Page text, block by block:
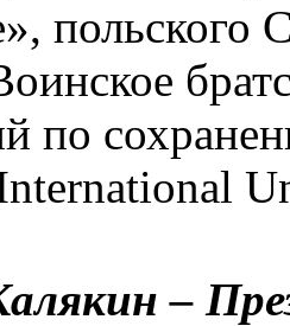
польского
по
–